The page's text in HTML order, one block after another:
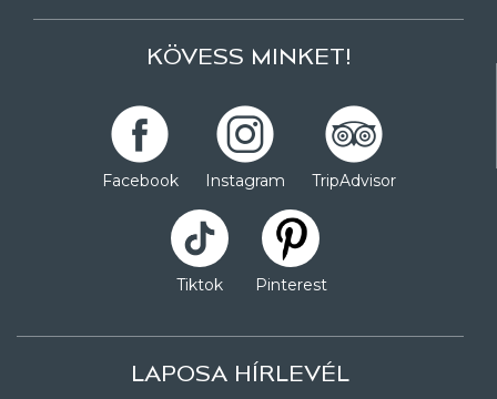
KÖVESS MINKET!
Facebook Instagram TripAdvisor
Tiktok Pinterest
LAPOSA HÍRLEVÉL